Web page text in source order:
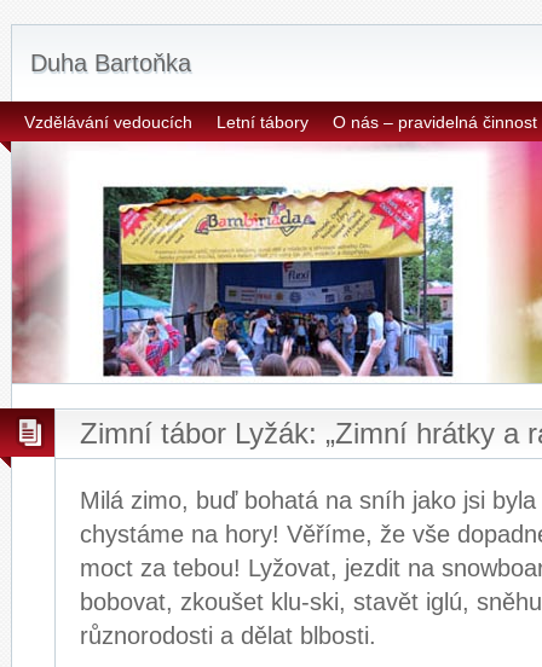
Duha Bartoňka
Vzdělávání vedoucích Letní tábory O nás – pravidelná činnost
Zimní tábor Lyžák: „Zimní hrátky a
Milá zimo, buď bohatá na sníh jako jsi
chystáme na hory! Věříme, že vše
moct za tebou! Lyžovat, jezdit na
bobovat, zkoušet klu-ski, stavět iglú,
různorodosti a dělat blbosti.